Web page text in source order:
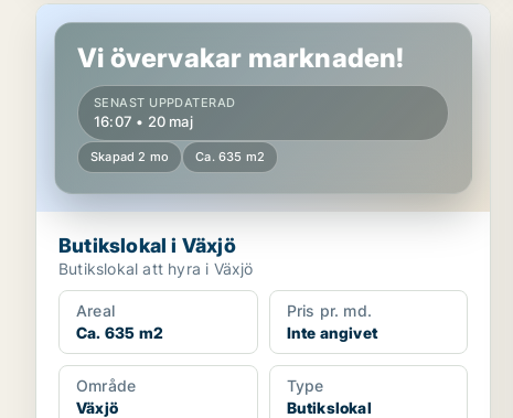
Butikslokal i Växjö
Vi övervakar marknaden!
SENAST UPPDATERAD
16:07 • 20 maj
Skapad 2 mo Ca. 635 m2
Butikslokal i Växjö
Butikslokal att hyra i Växjö
Areal
Ca. 635 m2
Pris pr. md.
Inte angivet
Område
Växjö
Type
Butikslokal